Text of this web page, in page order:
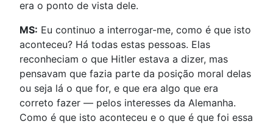
era o ponto de vista dele.
MS: Eu continuo a interrogar-me, como é que isto
aconteceu? Há todas estas pessoas. Elas
reconheciam o que Hitler estava a dizer, mas
pensavam que fazia parte da posição moral delas
ou seja lá o que for, e que era algo que era
correto fazer — pelos interesses da Alemanha.
Como é que isto aconteceu e o que é que foi essa